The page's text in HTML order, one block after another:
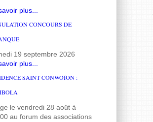
plus...
CONCOURS DE
19 septembre 2026
plus...
SAINT CONWOÏON :
le vendredi 28 août à
au forum des associations